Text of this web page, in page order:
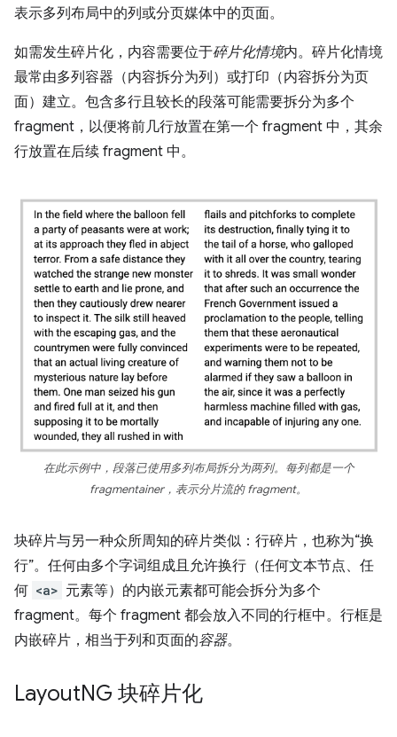
表示多列布局中的列或分页媒体中的页面。
如需发生碎片化，内容需要位于碎片化情境内。碎片化情境
最常由多列容器（内容拆分为列）或打印（内容拆分为页
面）建立。包含多行且较长的段落可能需要拆分为多个
fragment，以便将前几行放置在第一个 fragment 中，其余
行放置在后续 fragment 中。
在此示例中，段落已使用多列布局拆分为两列。每列都是一个
fragmentainer，表示分片流的 fragment。
块碎片与另一种众所周知的碎片类似：行碎片，也称为“换
行”。任何由多个字词组成且允许换行（任何文本节点、任
何 <a> 元素等）的内嵌元素都可能会拆分为多个
fragment。每个 fragment 都会放入不同的行框中。行框是
内嵌碎片，相当于列和页面的容器。
LayoutNG 块碎片化